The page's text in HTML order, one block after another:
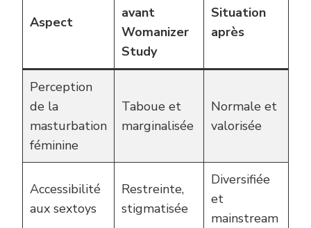
Aspect
avant
Womanizer
Study
Situation
après
Perception
de la
masturbation
féminine
Taboue et
marginalisée
Normale et
valorisée
Accessibilité
aux sextoys
Restreinte,
stigmatisée
Diversifiée
et
mainstream